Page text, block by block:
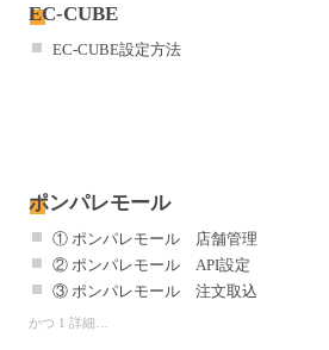
EC-CUBE
EC-CUBE設定方法
ポンパレモール
① ポンパレモール 店舗管理
② ポンパレモール API設定
③ ポンパレモール 注文取込
かつ 1 詳細…